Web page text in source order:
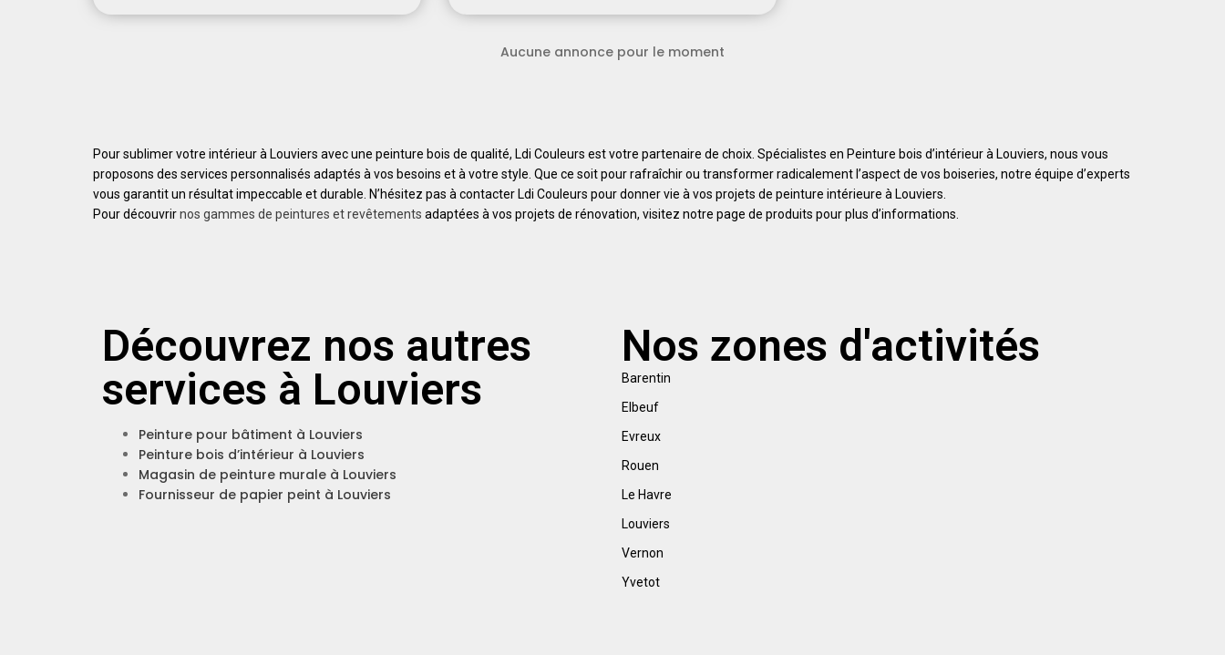
Aucune annonce pour le moment
Pour sublimer votre intérieur à Louviers avec une peinture bois de qualité, Ldi Couleurs est votre partenaire de choix. Spécialistes en Peinture bois d’intérieur à Louviers, nous vous
proposons des services personnalisés adaptés à vos besoins et à votre style. Que ce soit pour rafraîchir ou transformer radicalement l’aspect de vos boiseries, notre équipe d’experts
vous garantit un résultat impeccable et durable. N’hésitez pas à contacter Ldi Couleurs pour donner vie à vos projets de peinture intérieure à Louviers.
Pour découvrirnos gammes de peintures et revêtements adaptées à vos projets de rénovation, visitez notre page de produits pour plus d’informations.
Découvrez nos autres
services à Louviers
Peinture pour bâtiment à Louviers
Peinture bois d’intérieur à Louviers
Magasin de peinture murale à Louviers
Fournisseur de papier peint à Louviers
Nos zones d'activités
Barentin
Elbeuf
Evreux
Rouen
Le Havre
Louviers
Vernon
Yvetot